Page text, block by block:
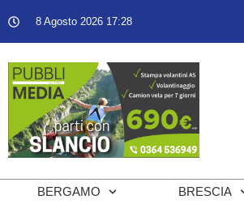
8 Agosto 2026 17:28
BERGAMO BRESCIA